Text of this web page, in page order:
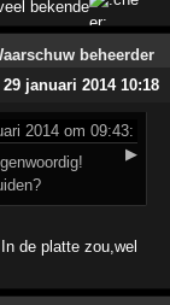
bekende
29 januari 2014 10:18
2014 om 09:43:
▶
de platte zou,wel